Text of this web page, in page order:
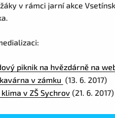
v rámci jarní akce
piknik na hvězdárně na
v zámku (13. 6. 2017)
v ZŠ Sychrov (21. 6. 2017)